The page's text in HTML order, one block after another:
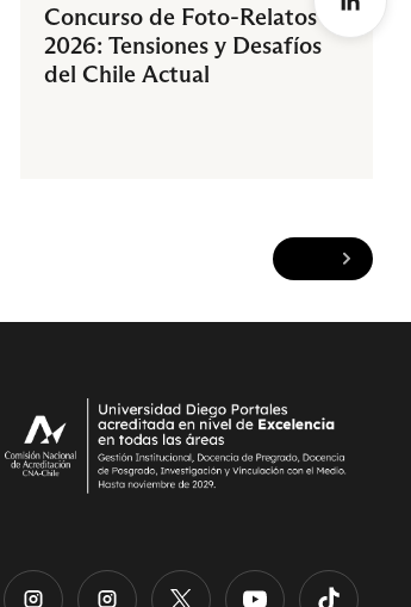
Concurso de Foto-Relatos
2026: Tensiones y Desafíos
del Chile Actual